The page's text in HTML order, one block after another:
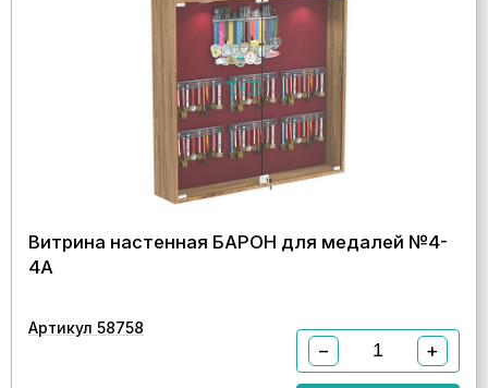
Витрина настенная БАРОН для медалей №4-
4А
Артикул 58758
− +